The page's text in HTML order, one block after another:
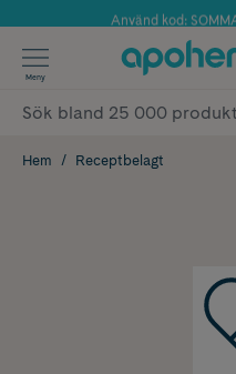
Använd kod:
✓
✓
Meny
Hem Receptbelagt